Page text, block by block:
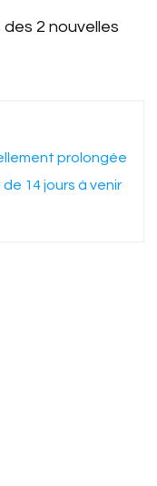
2 nouvelles
prolongée
14 jours à venir